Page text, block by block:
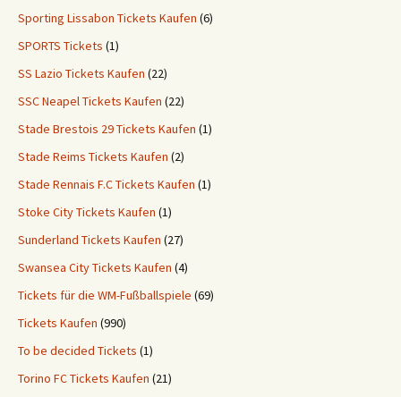
Sporting Lissabon Tickets Kaufen (6)
SPORTS Tickets (1)
SS Lazio Tickets Kaufen (22)
SSC Neapel Tickets Kaufen (22)
Stade Brestois 29 Tickets Kaufen (1)
Stade Reims Tickets Kaufen (2)
Stade Rennais F.C Tickets Kaufen (1)
Stoke City Tickets Kaufen (1)
Sunderland Tickets Kaufen (27)
Swansea City Tickets Kaufen (4)
Tickets für die WM-Fußballspiele (69)
Tickets Kaufen (990)
To be decided Tickets (1)
Torino FC Tickets Kaufen (21)